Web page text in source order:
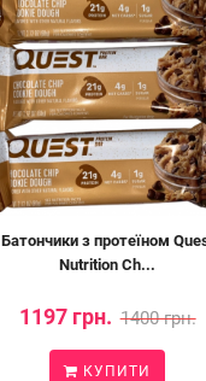
Батончики з протеїном
Nutrition Ch...
1197 грн. 1400 грн.
КУПИТИ